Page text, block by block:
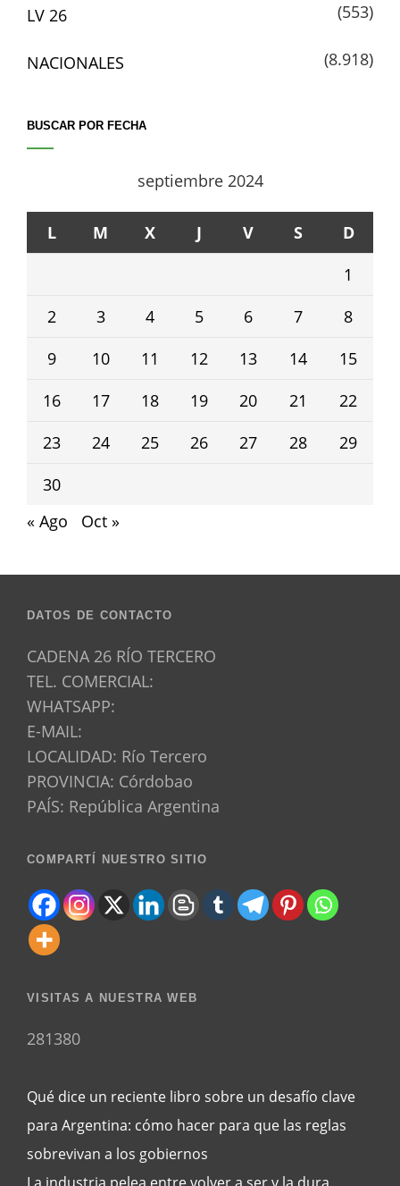
LV 26 (553)
NACIONALES (8.918)
BUSCAR POR FECHA
septiembre 2024
L M X J V S
D
1
2
3 4 5 6 7
8
9
10 11 12 13 14
15
16
17 18 19 20 21
22
23
24 25 26 27 28
29
30
« Ago
Oct »
DATOS DE CONTACTO
CADENA 26 RÍO TERCERO
TEL. COMERCIAL:
WHATSAPP:
E-MAIL:
LOCALIDAD: Río Tercero
PROVINCIA: Córdobao
PAÍS: República Argentina
COMPARTÍ NUESTRO SITIO
VISITAS A NUESTRA WEB
281380
Qué dice un reciente libro sobre un desafío clave
para Argentina: cómo hacer para que las reglas
sobrevivan a los gobiernos